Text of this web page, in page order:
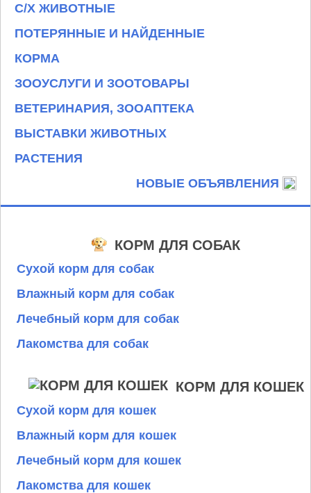
С/Х ЖИВОТНЫЕ
ПОТЕРЯННЫЕ И НАЙДЕННЫЕ
КОРМА
ЗООУСЛУГИ И ЗООТОВАРЫ
ВЕТЕРИНАРИЯ, ЗООАПТЕКА
ВЫСТАВКИ ЖИВОТНЫХ
РАСТЕНИЯ
НОВЫЕ ОБЪЯВЛЕНИЯ
КОРМ ДЛЯ СОБАК
Сухой корм для собак
Влажный корм для собак
Лечебный корм для собак
Лакомства для собак
КОРМ ДЛЯ КОШЕК
Сухой корм для кошек
Влажный корм для кошек
Лечебный корм для кошек
Лакомства для кошек